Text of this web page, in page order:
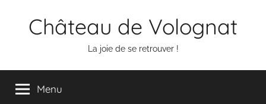
Château de Volognat
La joie de se retrouver !
Menu